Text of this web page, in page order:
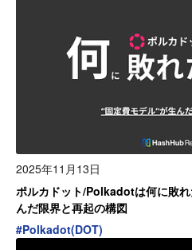
2025年11月13日
ポルカドット/Polkadotは何に敗
んだ限界と再起の構図
#Polkadot(DOT)